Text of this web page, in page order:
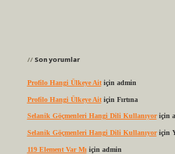
Son yorumlar
Profilo Hangi Ülkeye Aitiçin admin
Profilo Hangi Ülkeye Aitiçin Fırtına
Selanik Göçmenleri Hangi Dili Kullanıyoriçin
Selanik Göçmenleri Hangi Dili Kullanıyoriçin
119 Element Var Mı için admin